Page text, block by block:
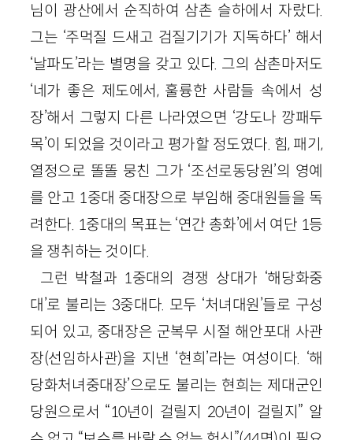
님이 광산에서 순직하여 삼촌 슬하에서 자랐다.
그는 ‘주먹질 드새고 검질기기가 지독하다’ 해서
‘날파도’라는 별명을 갖고 있다. 그의 삼촌마저도
‘네가 좋은 제도에서, 훌륭한 사람들 속에서 성
장’해서 그렇지 다른 나라였으면 ‘강도나 깡패두
목’이 되었을 것이라고 평가할 정도였다. 힘, 패기,
열정으로 똘똘 뭉친 그가 ‘조선로동당원’의 영예
를 안고 1중대 중대장으로 부임해 중대원들을 독
려한다. 1중대의 목표는 ‘연간 총화’에서 여단 1등
을 쟁취하는 것이다.
그런 박철과 1중대의 경쟁 상대가 ‘해당화중
대’로 불리는 3중대다. 모두 ‘처녀대원’들로 구성
되어 있고, 중대장은 군복무 시절 해안포대 사관
장(선임하사관)을 지낸 ‘현희’라는 여성이다. ‘해
당화처녀중대장’으로도 불리는 현희는 제대군인
당원으로서 “10년이 걸릴지 20년이 걸릴지” 알